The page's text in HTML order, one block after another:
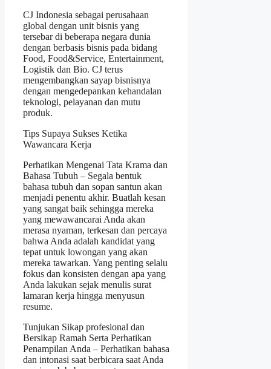
CJ Indonesia sebagai perusahaan
global dengan unit bisnis yang
tersebar di beberapa negara dunia
dengan berbasis bisnis pada bidang
Food, Food&Service, Entertainment,
Logistik dan Bio. CJ terus
mengembangkan sayap bisnisnya
dengan mengedepankan kehandalan
teknologi, pelayanan dan mutu
produk.
Tips Supaya Sukses Ketika
Wawancara Kerja
Perhatikan Mengenai Tata Krama dan
Bahasa Tubuh – Segala bentuk
bahasa tubuh dan sopan santun akan
menjadi penentu akhir. Buatlah kesan
yang sangat baik sehingga mereka
yang mewawancarai Anda akan
merasa nyaman, terkesan dan percaya
bahwa Anda adalah kandidat yang
tepat untuk lowongan yang akan
mereka tawarkan. Yang penting selalu
fokus dan konsisten dengan apa yang
Anda lakukan sejak menulis surat
lamaran kerja hingga menyusun
resume.
Tunjukan Sikap profesional dan
Bersikap Ramah Serta Perhatikan
Penampilan Anda – Perhatikan bahasa
dan intonasi saat berbicara saat Anda